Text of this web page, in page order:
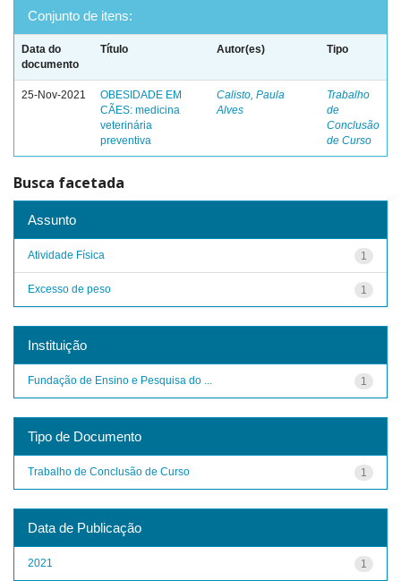
Conjunto de itens:
Data do
documento
Título Autor(es) Tipo
25-Nov-2021
OBESIDADE EM
CÃES: medicina
veterinária
preventiva
Calisto, Paula
Alves
Trabalho
de
Conclusão
de Curso
Busca facetada
Assunto
1
Atividade Física
1
Excesso de peso
Instituição
1
Fundação de Ensino e Pesquisa do ...
Tipo de Documento
1
Trabalho de Conclusão de Curso
Data de Publicação
1
2021